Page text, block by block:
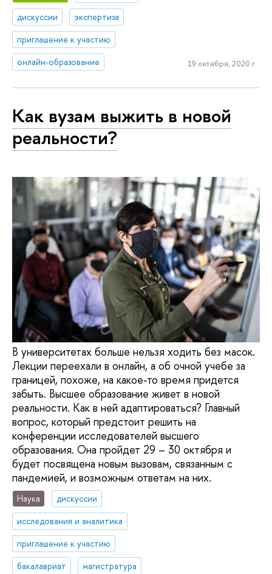
дискуссии
экспертиза
приглашение к участию
онлайн-образование
19 октября, 2020 г.
Как вузам выжить в новой
реальности?
В университетах больше нельзя ходить без масок.
Лекции переехали в онлайн, а об очной учебе за
границей, похоже, на какое-то время придется
забыть. Высшее образование живет в новой
реальности. Как в ней адаптироваться? Главный
вопрос, который предстоит решить на
конференции исследователей высшего
образования. Она пройдет 29 – 30 октября и
будет посвящена новым вызовам, связанным с
пандемией, и возможным ответам на них.
Наука
дискуссии
исследования и аналитика
приглашение к участию
бакалавриат
магистратура